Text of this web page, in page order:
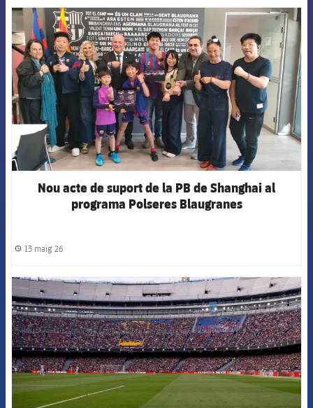
FCB Barcelona badge
Nou acte de suport de la PB de Shanghai al
programa Polseres Blaugranes
label.share.clock
13 maig 26
FCB Barcelona badge